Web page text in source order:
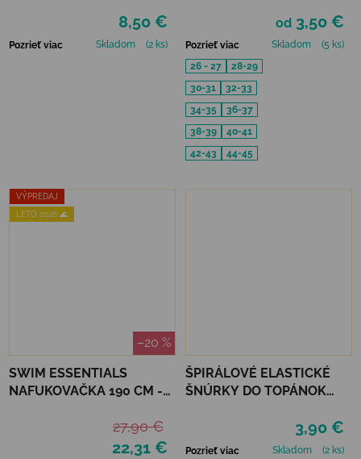
8,50 €
Pozrieť viac Skladom (2 ks)
od 3,50 €
Pozrieť viac Skladom
(5 ks)
26 - 27
28-29
30-31
32-33
34-35
36-37
38-39
40-41
42-43
44-45
VÝPREDAJ
LETO 2026 🌊
–20 %
SWIM ESSENTIALS
NAFUKOVAČKA 190 CM -
22,31 €
27,90 €
ŠPIRÁLOVÉ ELASTICKÉ
ŠNÚRKY DO TOPÁNOK
3,90 €
Pozrieť viac Skladom (2 ks)